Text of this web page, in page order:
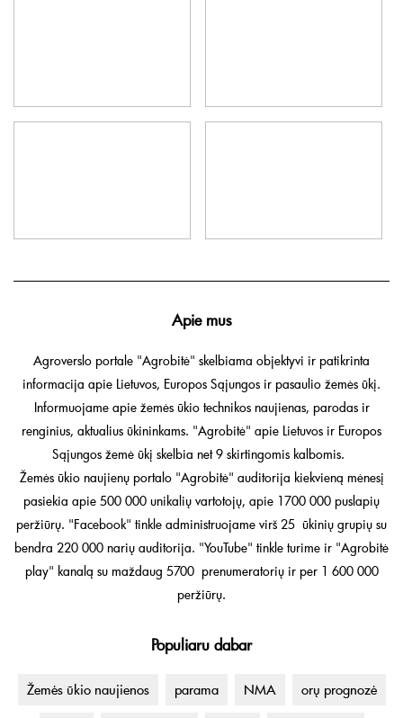
Apie mus
Agroverslo portale "Agrobitė" skelbiama objektyvi ir patikrinta
informacija apie Lietuvos, Europos Sąjungos ir pasaulio žemės ūkį.
Informuojame apie žemės ūkio technikos naujienas, parodas ir
renginius, aktualius ūkininkams. "Agrobitė" apie Lietuvos ir Europos
Sąjungos žemė ūkį skelbia net 9 skirtingomis kalbomis.
Žemės ūkio naujienų portalo "Agrobitė" auditorija kiekvieną mėnesį
pasiekia apie 500 000 unikalių vartotojų, apie 1700 000 puslapių
peržiūrų. "Facebook" tinkle administruojame virš 25 ūkinių grupių su
bendra 220 000 narių auditorija. "YouTube" tinkle turime ir "Agrobitė
play" kanalą su maždaug 5700 prenumeratorių ir per 1 600 000
peržiūrų.
Populiaru dabar
Žemės ūkio naujienos parama NMA orų prognozė